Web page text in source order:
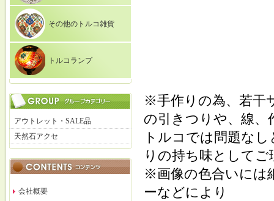
その他のトルコ雑貨
トルコランプ
アウトレット・SALE品
天然石アクセ
会社概要
※手作りの為、若干
の引きつりや、線、
トルコでは問題な
りの持ち味として
※画像の色合いには
ーなどにより